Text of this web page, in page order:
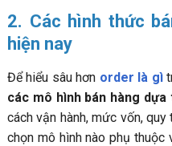
2. Các hình thức
hiện nay
Để hiểu sâu hơn order là gì
các mô hình bán hàng
cách vận hành, mức vốn,
chọn mô hình nào phụ